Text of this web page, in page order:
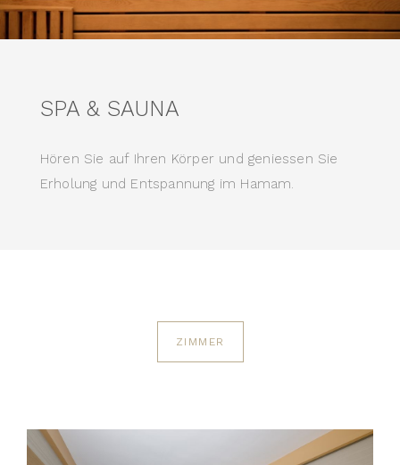
SPA & SAUNA
Hören Sie auf Ihren Körper und geniessen Sie
Erholung und Entspannung im Hamam.
ZIMMER